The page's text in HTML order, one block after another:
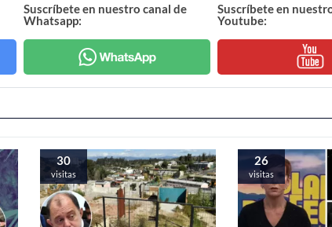
Suscríbete en nuestro canal de
Whatsapp:
Suscríbete en
Youtube:
30
visitas
26
visitas